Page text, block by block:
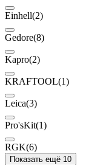
Einhell(2)
Gedore(8)
Kapro(2)
KRAFTOOL(1)
Leica(3)
Pro'sKit(1)
RGK(6)
Показать ещё 10